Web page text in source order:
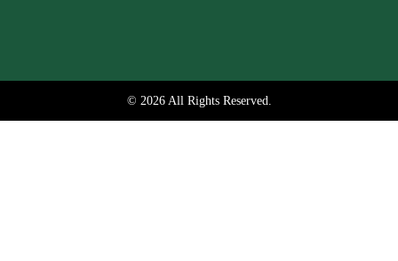
© 2026 All Rights Reserved.